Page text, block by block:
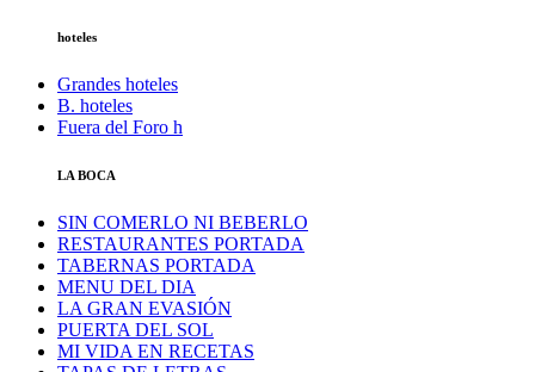
hoteles
Grandes hoteles
B. hoteles
Fuera del Foro h
LA BOCA
SIN COMERLO NI BEBERLO
RESTAURANTES PORTADA
TABERNAS PORTADA
MENU DEL DIA
LA GRAN EVASIÓN
PUERTA DEL SOL
MI VIDA EN RECETAS